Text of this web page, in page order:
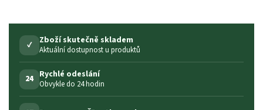
✓ Zboží skutečně skladem
Aktuální dostupnost u produktů
24 Rychlé odeslání
Obvykle do 24 hodin